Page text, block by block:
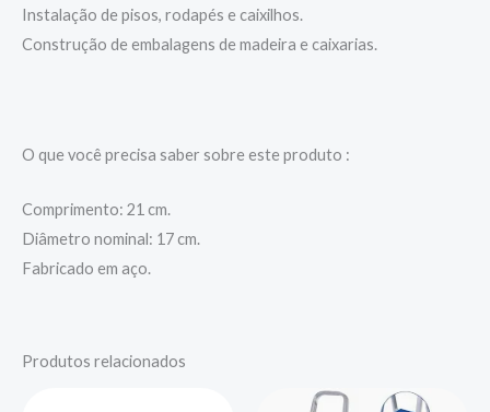
Instalação de pisos, rodapés e caixilhos.
Construção de embalagens de madeira e caixarias.
O que você precisa saber sobre este produto :
Comprimento: 21 cm.
Diâmetro nominal: 17 cm.
Fabricado em aço.
Produtos relacionados